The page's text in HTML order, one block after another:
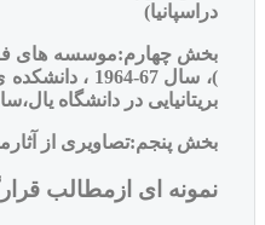
دراسپانیا)
)، سال 67-1964 ، دانشکده ی هنر : فیلادلفیا – پنسیلوانیا .
بریتانیایی در دانشگاه یال،سال 61-1959 ، کنسول گری ایالات متحده ی امریکا در لو آندا (
بخش پنجم:تصاویری از
نمونه ای ازمطالب